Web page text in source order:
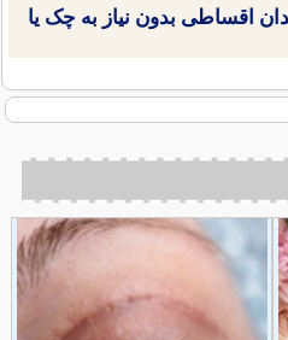
اقساطی بدون نیاز به چک یا